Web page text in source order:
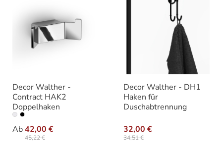
Decor Walther -
Contract HAK2
Doppelhaken
Ab42,00 €
45,22 €
Farbe
Decor Walther - DH1
Haken für
Duschabtrennung
32,00 €
34,51 €